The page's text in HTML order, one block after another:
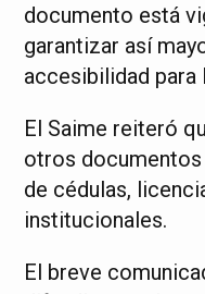
documento está
garantizar así
accesibilidad para
El Saime reiteró
otros
de cédulas,
institucionales.
El breve